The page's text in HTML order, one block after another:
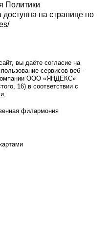
Политики
на странице по
вы даёте согласие на
сервисов веб-
ООО «ЯНДЕКС»
16) в соответствии с
.
филармония